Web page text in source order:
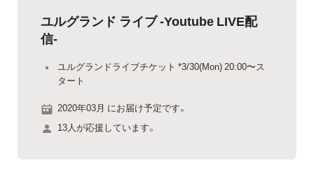
ユルグランド ライブ -Youtube LIVE配
信-
ユルグランドライブチケット *3/30(Mon) 20:00〜ス
タート
2020年03月 にお届け予定です。
13人が応援しています。